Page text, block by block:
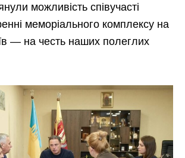
можливість співучасті
меморіального комплексу на
— на честь наших полеглих